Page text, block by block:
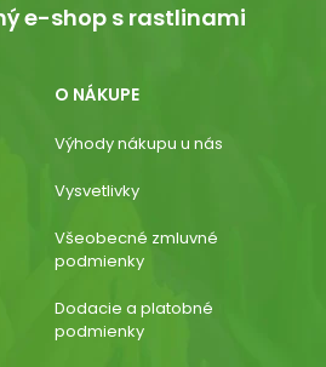
e-shop s rastlinami
O NÁKUPE
Výhody nákupu u nás
Vysvetlivky
Všeobecné zmluvné
podmienky
Dodacie a platobné
podmienky